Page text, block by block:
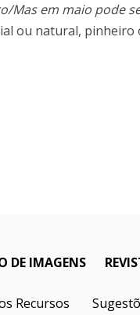
Mas em maio pode
ou natural,
DE IMAGENS
Recursos